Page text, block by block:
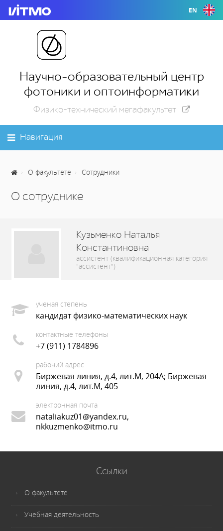
EN
Научно-образовательный центр
фотоники и оптоинформатики
Физико-технический мегафакультет
Навигация
О факультете Сотрудники
О сотруднике
Кузьменко Наталья
Константиновна
ассистент (квалификационная категория
"ассистент")
ученая степень
кандидат физико-математических наук
контактные телефоны
+7 (911) 1784896
рабочий адрес
Биржевая линия, д.4, лит.М, 204А; Биржевая
линия, д.4, лит.М, 405
электронная почта
nataliakuz01@yandex.ru,
nkkuzmenko@itmo.ru
Ссылки
О факультете
Учебная деятельность